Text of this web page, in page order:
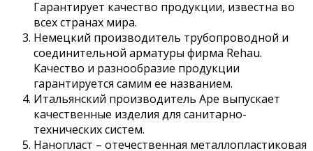
Гарантирует качество продукции, известна во
всех странах мира.
Немецкий производитель трубопроводной и
соединительной арматуры фирма Rehau.
Качество и разнообразие продукции
гарантируется самим ее названием.
Итальянский производитель Ape выпускает
качественные изделия для санитарно-
технических систем.
Нанопласт – отечественная металлопластиковая